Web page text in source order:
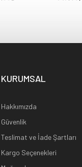
KURUMSAL
Hakkımızda
Güvenlik
Teslimat ve İade Şartları
Kargo Seçenekleri